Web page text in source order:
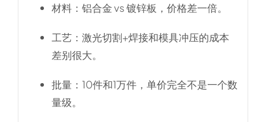
材料：铝合金 vs 镀锌板，价格差一倍。
工艺：激光切割+焊接和模具冲压的成本
差别很大。
批量 ：10件和1万件，单价完全不是一个数
量级。